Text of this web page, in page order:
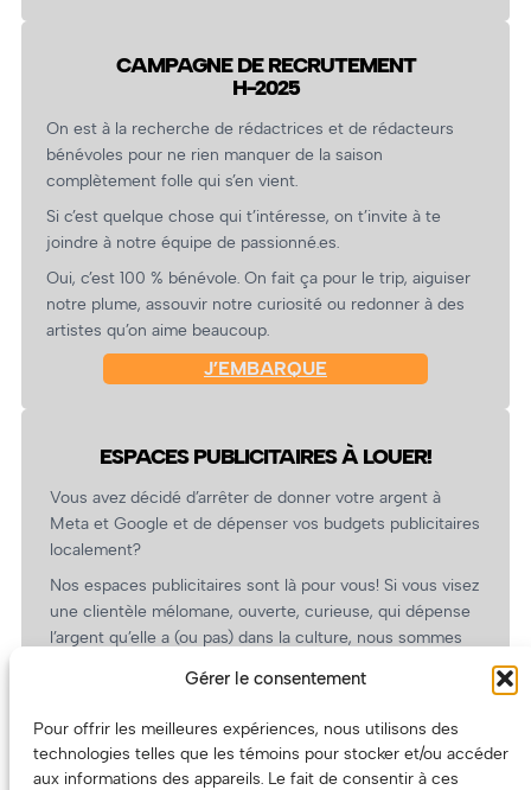
Gérer le consentement
Pour offrir les meilleures expériences, nous utilisons des
technologies telles que les témoins pour stocker et/ou accéder
aux informations des appareils. Le fait de consentir à ces
CAMPAGNE DE RECRUTEMENT
H-2025
On est à la recherche de rédactrices et de rédacteurs
bénévoles pour ne rien manquer de la saison
complètement folle qui s’en vient.
Si c’est quelque chose qui t’intéresse, on t’invite à te
joindre à notre équipe de passionné.es.
Oui, c’est 100 % bénévole. On fait ça pour le trip, aiguiser
notre plume, assouvir notre curiosité ou redonner à des
artistes qu’on aime beaucoup.
J’EMBARQUE
ESPACES PUBLICITAIRES À LOUER!
Vous avez décidé d’arrêter de donner votre argent à
Meta et Google et de dépenser vos budgets publicitaires
localement?
Nos espaces publicitaires sont là pour vous! Si vous visez
une clientèle mélomane, ouverte, curieuse, qui dépense
l’argent qu’elle a (ou pas) dans la culture, nous sommes
revient.
(Oui, on va avoir des tarifs spéciaux pour vous, les